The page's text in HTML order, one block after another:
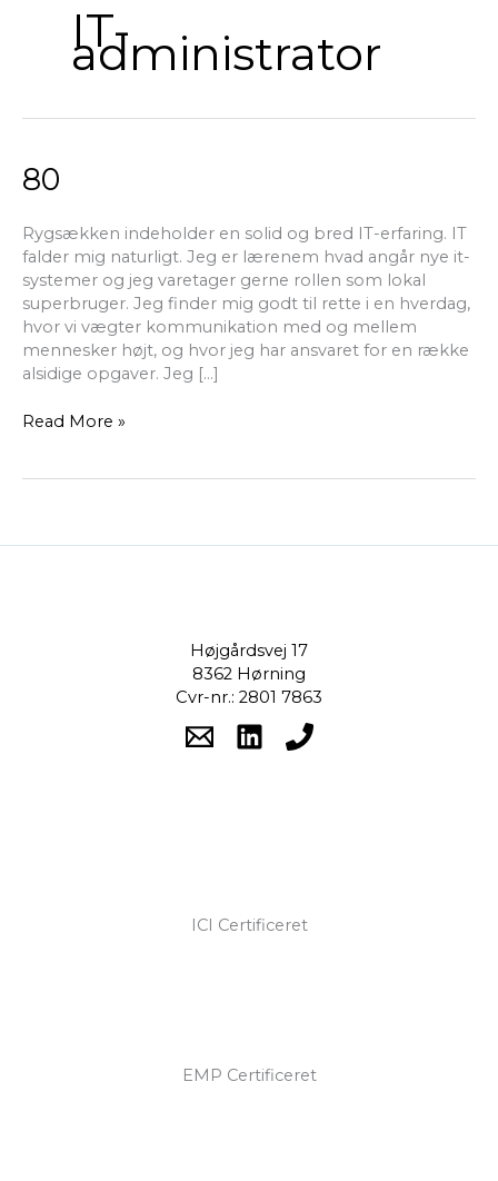
IT-
administrator
80
Rygsækken indeholder en solid og bred IT-erfaring. IT
falder mig naturligt. Jeg er lærenem hvad angår nye it-
systemer og jeg varetager gerne rollen som lokal
superbruger. Jeg finder mig godt til rette i en hverdag,
hvor vi vægter kommunikation med og mellem
mennesker højt, og hvor jeg har ansvaret for en række
alsidige opgaver. Jeg […]
80
Read More »
Højgårdsvej 17
8362 Hørning
Cvr-nr.: 2801 7863
ICI Certificeret
EMP Certificeret